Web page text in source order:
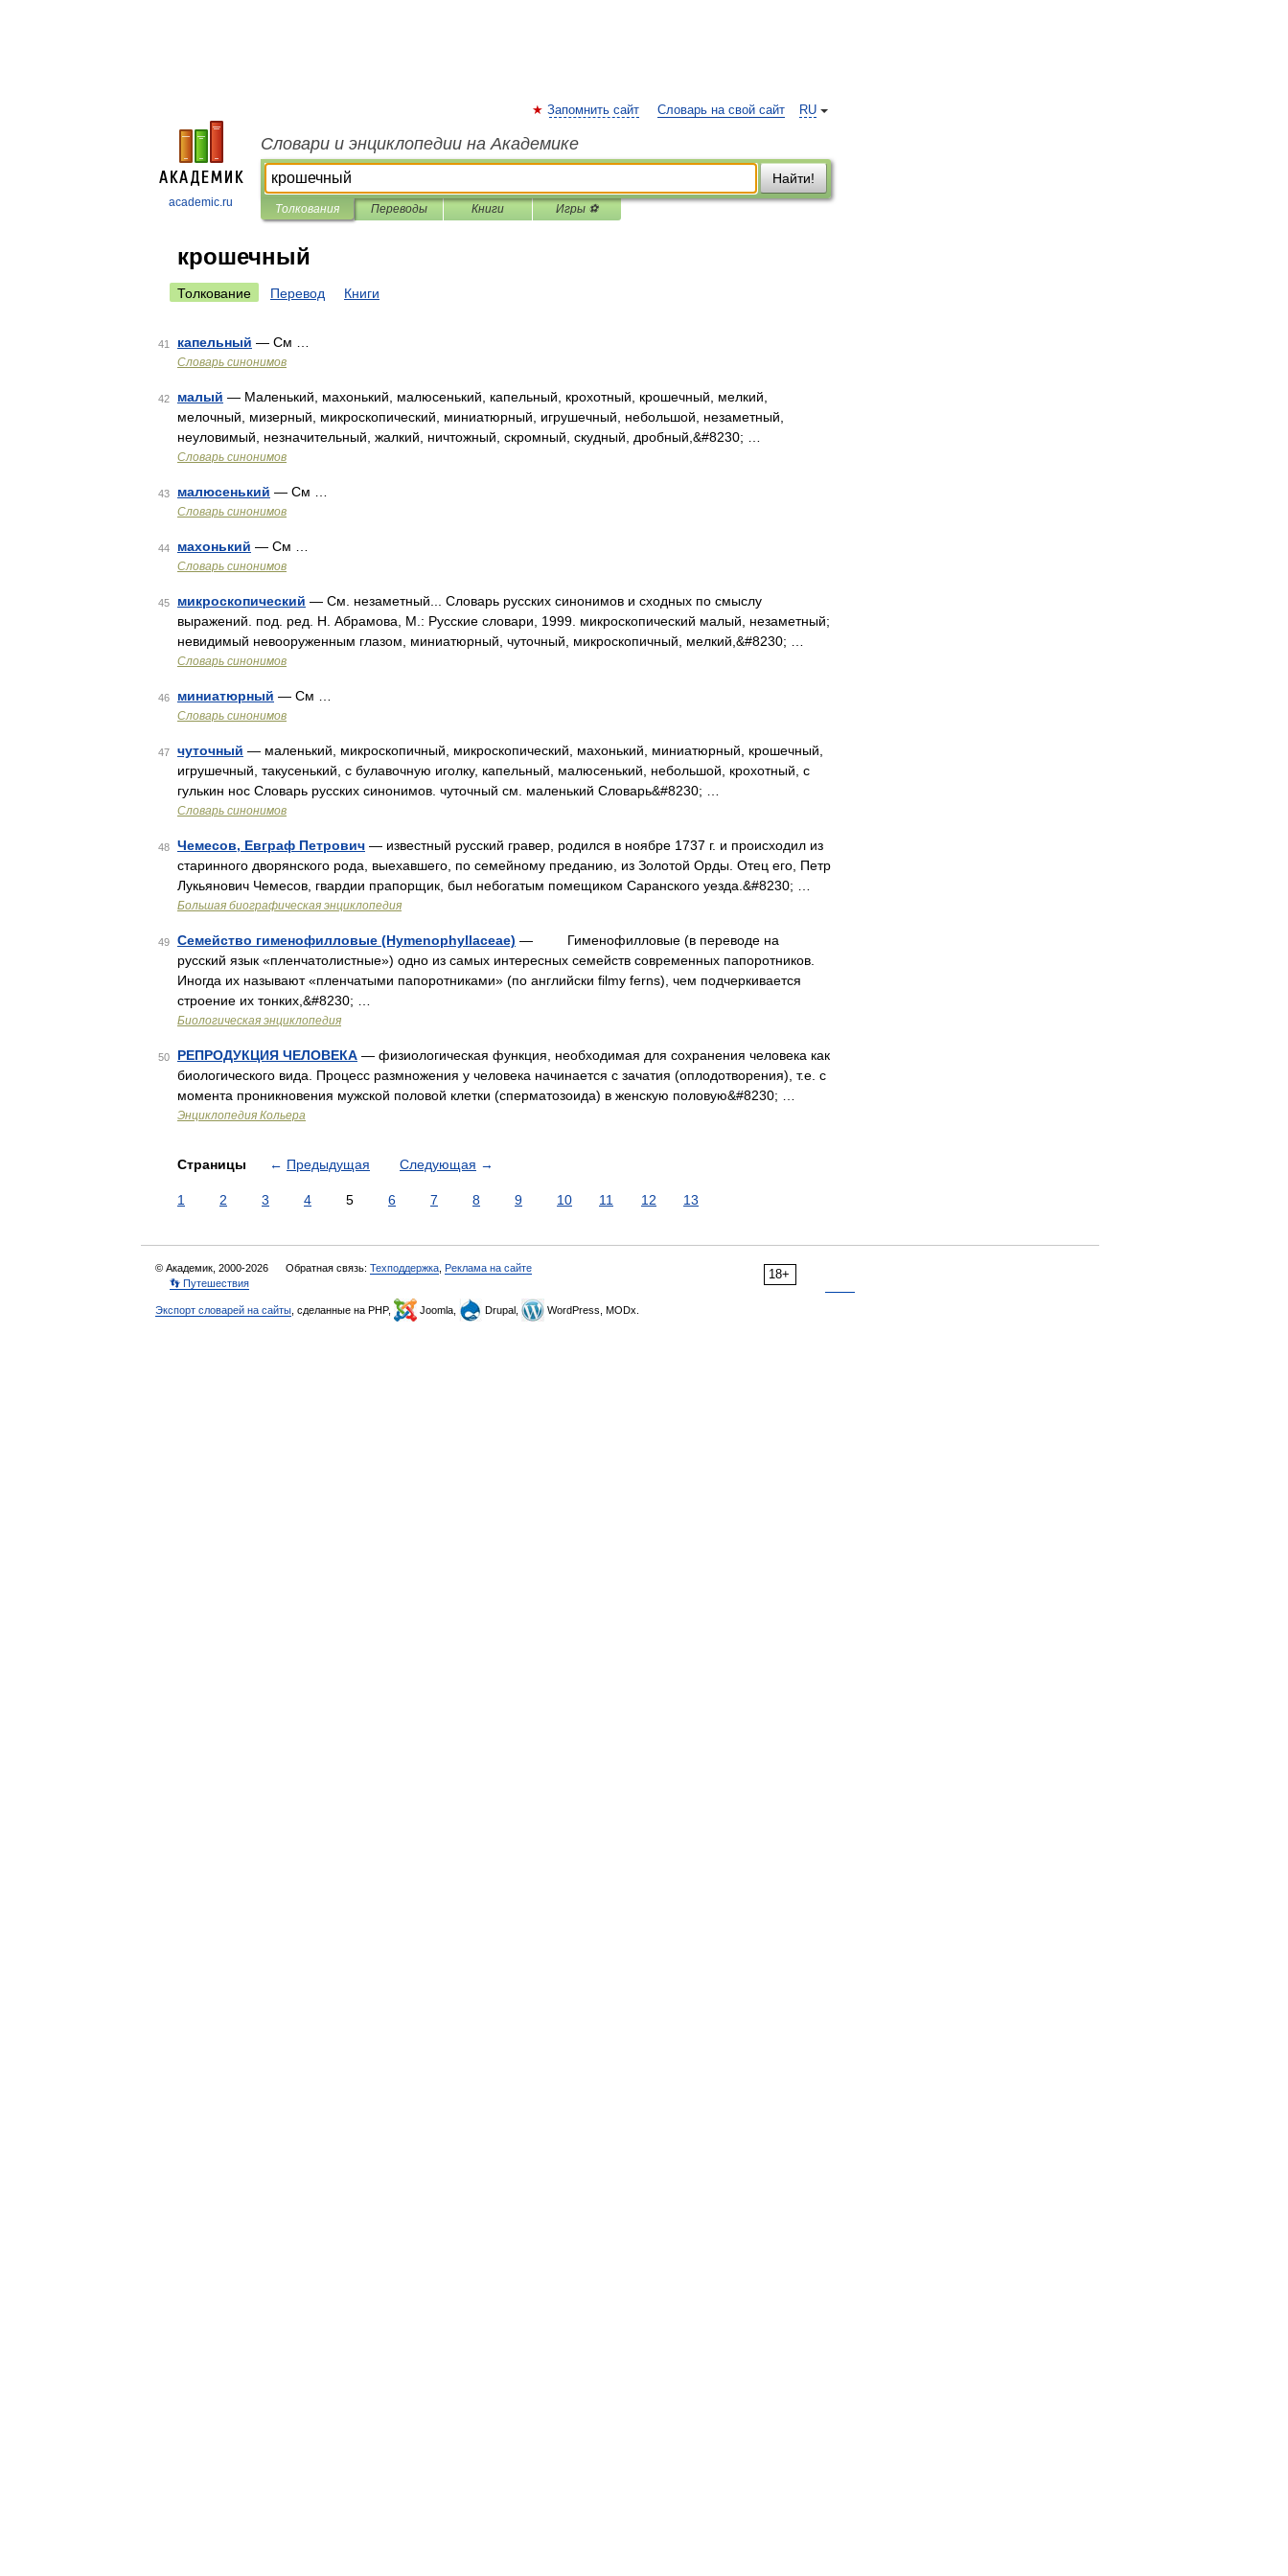
academic.ru
RU
Запомнить сайт Словарь на свой сайт
Словари и энциклопедии на Академике
Найти!
Толкования Переводы Книги Игры ⚽
крошечный
Толкование Перевод Книги
41 капельный — См …
Словарь синонимов
42 малый — Маленький, махонький, малюсенький, капельный, крохотный, крошечный, мелкий,
мелочный, мизерный, микроскопический, миниатюрный, игрушечный, небольшой, незаметный,
неуловимый, незначительный, жалкий, ничтожный, скромный, скудный, дробный,&#8230; …
Словарь синонимов
43 малюсенький — См …
Словарь синонимов
44 махонький — См …
Словарь синонимов
45 микроскопический — См. незаметный... Словарь русских синонимов и сходных по смыслу
выражений. под. ред. Н. Абрамова, М.: Русские словари, 1999. микроскопический малый, незаметный;
невидимый невооруженным глазом, миниатюрный, чуточный, микроскопичный, мелкий,&#8230; …
Словарь синонимов
46 миниатюрный — См …
Словарь синонимов
47 чуточный — маленький, микроскопичный, микроскопический, махонький, миниатюрный, крошечный,
игрушечный, такусенький, с булавочную иголку, капельный, малюсенький, небольшой, крохотный, с
гулькин нос Словарь русских синонимов. чуточный см. маленький Словарь&#8230; …
Словарь синонимов
48 Чемесов, Евграф Петрович — известный русский гравер, родился в ноябре 1737 г. и происходил из
старинного дворянского рода, выехавшего, по семейному преданию, из Золотой Орды. Отец его, Петр
Лукьянович Чемесов, гвардии прапорщик, был небогатым помещиком Саранского уезда.&#8230; …
Большая биографическая энциклопедия
49 Семейство гименофилловые (Hymenophyllaceae) — Гименофилловые (в переводе на
русский язык «пленчатолистные») одно из самых интересных семейств современных папоротников.
Иногда их называют «пленчатыми папоротниками» (по английски filmy ferns), чем подчеркивается
строение их тонких,&#8230; …
Биологическая энциклопедия
50 РЕПРОДУКЦИЯ ЧЕЛОВЕКА — физиологическая функция, необходимая для сохранения человека как
биологического вида. Процесс размножения у человека начинается с зачатия (оплодотворения), т.е. с
момента проникновения мужской половой клетки (сперматозоида) в женскую половую&#8230; …
Энциклопедия Кольера
Страницы ← Предыдущая Следующая →
1 2 3 4 5 6 7 8 9 10 11 12 13
18+
© Академик, 2000-2026 Обратная связь: Техподдержка Реклама на сайте
👣 Путешествия
Экспорт словарей на сайты , сделанные на PHP, Joomla, Drupal, WordPress, MODx.